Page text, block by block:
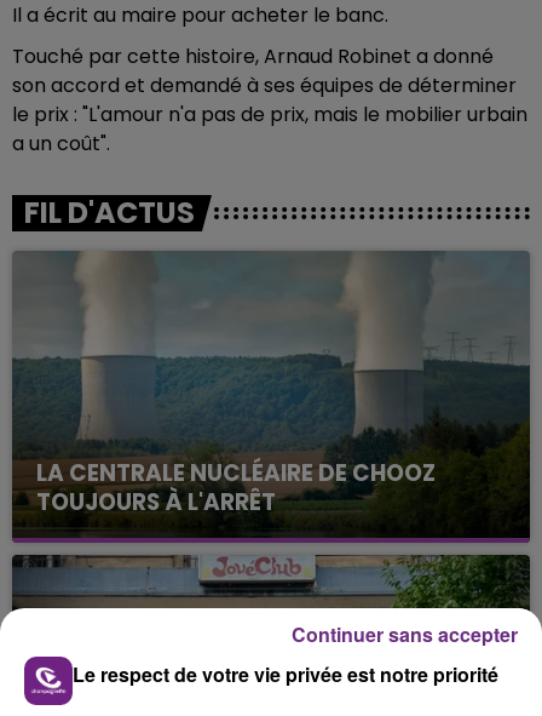
Il a écrit au maire pour acheter le banc.
Touché par cette histoire, Arnaud Robinet a donné
son accord et demandé à ses équipes de déterminer
le prix : "L'amour n'a pas de prix, mais le mobilier urbain
a un coût".
FIL D'ACTUS
LA CENTRALE NUCLÉAIRE DE CHOOZ
TOUJOURS À L'ARRÊT
Cela fait déjà une semaine que la centrale
nucléaire ardennaise est à l'arrêt. Une situation
justifiée par la sécheresse intense qui est toujours
Le respect de votre vie privée est notre priorité
Continuer sans accepter